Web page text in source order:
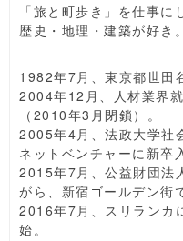
「旅と町歩き」を仕事に
歴史・地理・建築が好き。
1982年7月、東京都世田
2004年12月、人材業界
（2010年3月閉鎖）。
2005年4月、法政大学社
ネットベンチャーに新卒
2015年7月、公益財団法
がら、新宿ゴールデン街
2016年7月、スリランカ
始。